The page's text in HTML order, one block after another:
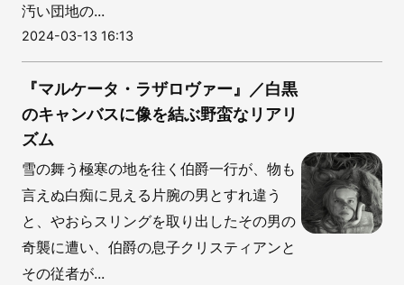
汚い団地の...
2024-03-13 16:13
『マルケータ・ラザロヴァー』／白黒
のキャンバスに像を結ぶ野蛮なリアリ
ズム
雪の舞う極寒の地を往く伯爵一行が、物も
言えぬ白痴に見える片腕の男とすれ違う
と、やおらスリングを取り出したその男の
奇襲に遭い、伯爵の息子クリスティアンと
その従者が...